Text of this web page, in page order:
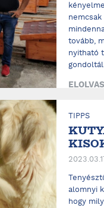
tovább,
nyitható
TIPPS
alomnyi
hogy